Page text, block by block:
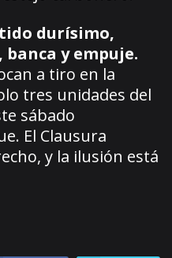
durísimo,
y empuje.
a tiro en la
tres unidades del
sábado
El Clausura
y la ilusión está